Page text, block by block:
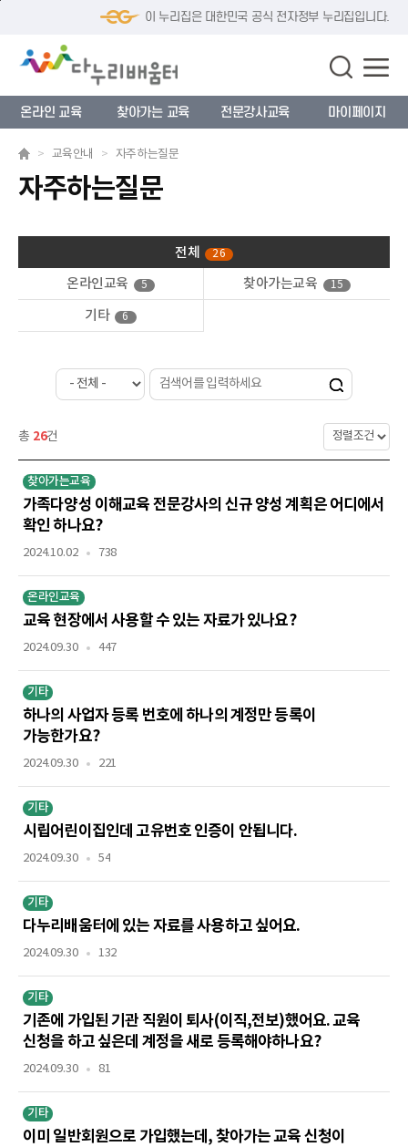
이 누리집은 대한민국 공식 전자정부 누리집입니다.
온라인 교육 찾아가는 교육 전문강사교육 마이페이지
자주하는질문
교육안내 자주하는질문
자주하는 질문전체 26
온라인교육 5 찾아가는교육 15
기타 6
총 26건
찾아가는교육
가족다양성 이해교육 전문강사의 신규 양성 계획은 어디에서
확인 하나요?
2024.10.02 738
온라인교육
교육 현장에서 사용할 수 있는 자료가 있나요?
2024.09.30 447
기타
하나의 사업자 등록 번호에 하나의 계정만 등록이
가능한가요?
2024.09.30 221
기타
시립어린이집인데 고유번호 인증이 안됩니다.
2024.09.30 54
기타
다누리배움터에 있는 자료를 사용하고 싶어요.
2024.09.30 132
기타
기존에 가입된 기관 직원이 퇴사(이직,전보)했어요. 교육
신청을 하고 싶은데 계정을 새로 등록해야하나요?
2024.09.30 81
기타
이미 일반회원으로 가입했는데, 찾아가는 교육 신청이